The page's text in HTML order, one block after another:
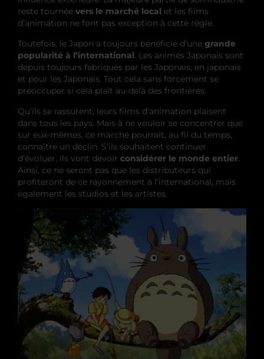
reste tournée vers le marché local et les films
d’animation ne font pas exception à cette règle.
Toutefois, le Japon a toujours bénéficié d’une grande
popularité à l’international. Les animés Japonais sont
depuis toujours fabriqués par les Japonais, en japonais
et pour les Japonais. Tout cela sans forcément se
préoccuper si cela plaît au-delà des frontières.
Qu’ils se rassurent, leurs films d’animation plaisent
dans tous les pays. Mais à ne vouloir se concentrer que
sur eux-mêmes, ce marché pourrait, au fil du temps,
connaître un déclin. S’ils souhaitent continuer
d’évoluer, ils vont devoir considérer le monde entier.
Ainsi, ce ne seront pas que les distributeurs qui
profiteront de ce rayonnement à l’international, mais
également les studios et les artistes.